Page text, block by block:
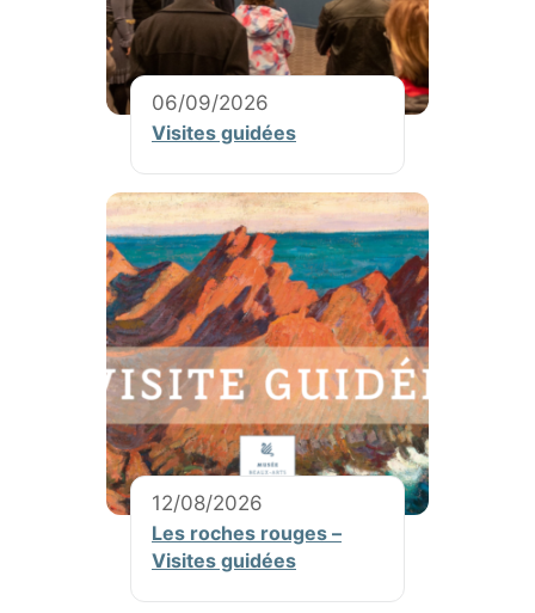
06/09/2026
Visites guidées
12/08/2026
Les roches rouges –
Visites guidées